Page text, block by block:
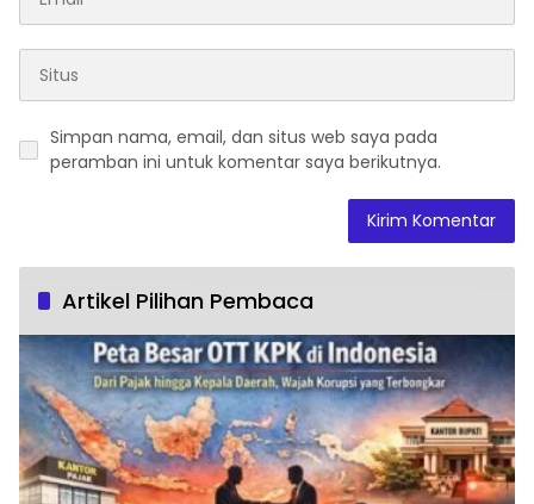
Simpan nama, email, dan situs web saya pada
peramban ini untuk komentar saya berikutnya.
Artikel Pilihan Pembaca